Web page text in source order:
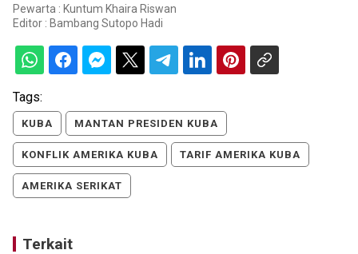
Pewarta : Kuntum Khaira Riswan
Editor : Bambang Sutopo Hadi
Tags:
KUBA MANTAN PRESIDEN KUBA
KONFLIK AMERIKA KUBA TARIF AMERIKA KUBA
AMERIKA SERIKAT
Terkait